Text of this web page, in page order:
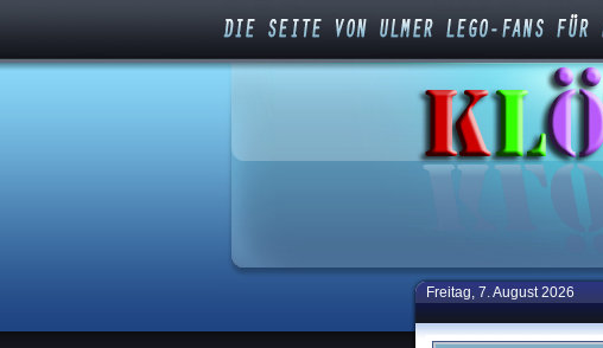
Freitag, 7. August 2026